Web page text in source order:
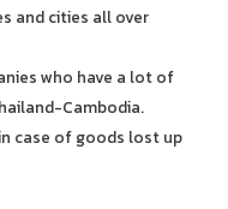
and cities all over
who have a lot of
Cambodia.
case of goods lost up